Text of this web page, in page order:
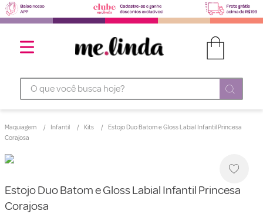
O que você busca hoje?
Maquiagem Infantil Kits
Estojo Duo Batom e Gloss Labial Infantil Princesa
Corajosa
Estojo Duo Batom e Gloss Labial Infantil Princesa
Corajosa